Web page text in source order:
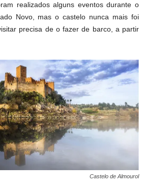
realizados alguns eventos durante o
Novo, mas o castelo nunca mais foi
precisa de o fazer de barco, a partir
Castelo de Almourol